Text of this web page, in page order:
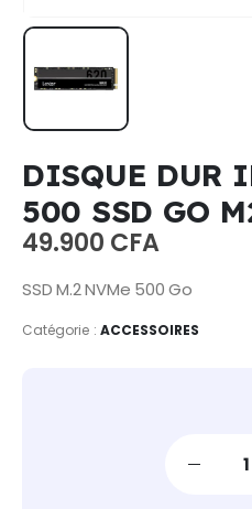
DISQUE DUR
500 SSD GO
49.900 CFA
SSD M.2 NVMe 500 Go
Catégorie : ACCESSOIRES